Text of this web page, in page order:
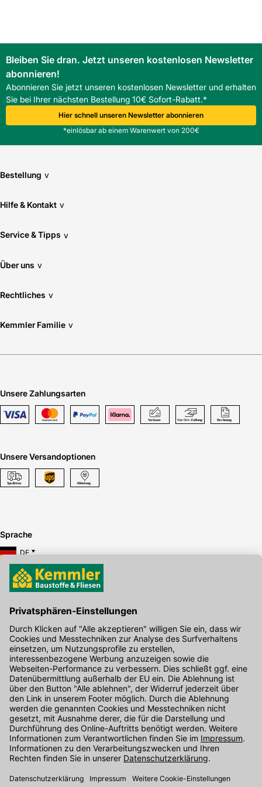
Er ist für R6 und R8 Blendrahmen ausgelegt. Vor Einbau
sollte die genaue Kombination geprüft werden.
Bleiben Sie dran. Jetzt unseren kostenlosen Newsletter
abonnieren!
Abonnieren Sie jetzt unseren kostenlosen Newsletter und erhalten
Sie bei Ihrer nächsten Bestellung 10€ Sofort-Rabatt.*
Hier schnell unseren Newsletter abonnieren
*einlösbar ab einem Warenwert von 200€
Bestellung v
Hilfe & Kontakt v
Service & Tipps v
Über uns v
Rechtliches v
Kemmler Familie v
Unsere Zahlungsarten
Unsere Versandoptionen
Sprache
DE
Hier gibt's die kostenlose App
Kontakt
Unser Onlineshop Team ist montags bis freitags von 08:00 - 17:00
Uhr unter der Telefonnummer07071 / 151-151für Sie erreichbar.
Alternativ können Sie unser Kontaktformular nutzen.
Den Kontakt direkt in unsere Niederlassungen finden Sie